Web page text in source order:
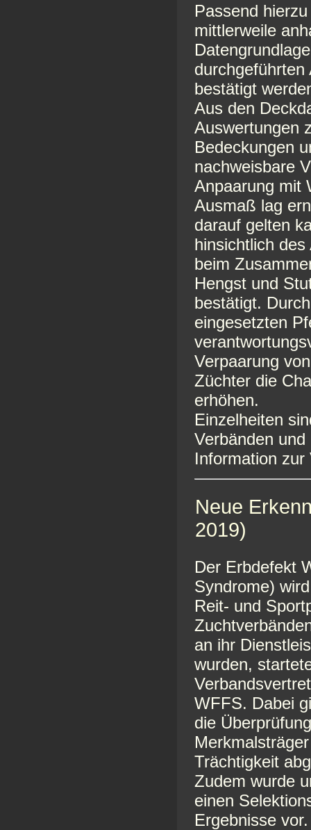
Passend
mittlerweile
bestätigt
Aus den
Auswertungen
Bedeckungen
nachweisbare
Anpaarung mit
Ausmaß lag
darauf gelten
hinsichtlich
beim
Hengst und
bestätigt.
eingesetzten
Verpaarung
Züchter die
erhöhen.
Einzelheiten
Verbänden
Information
Neue
2019)
Der Erbdefekt
Syndrome)
Reit- und
an ihr
wurden,
WFFS. Dabei
die
Trächtigkeit
Zudem wurde
einen
Ergebnisse vor.